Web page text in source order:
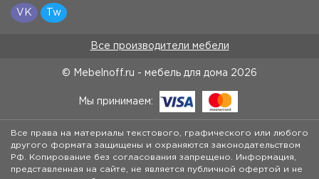
VK Tw
Все производители мебели
© Mebelnoff.ru - мебель для дома 2026
Мы принимаем:
Все права на материалы текстового, графического или любого
другого формата защищены и охраняются законодательством
РФ. Копирование без согласования запрещено. Информация,
представленная на сайте, не является публичной офертой и не